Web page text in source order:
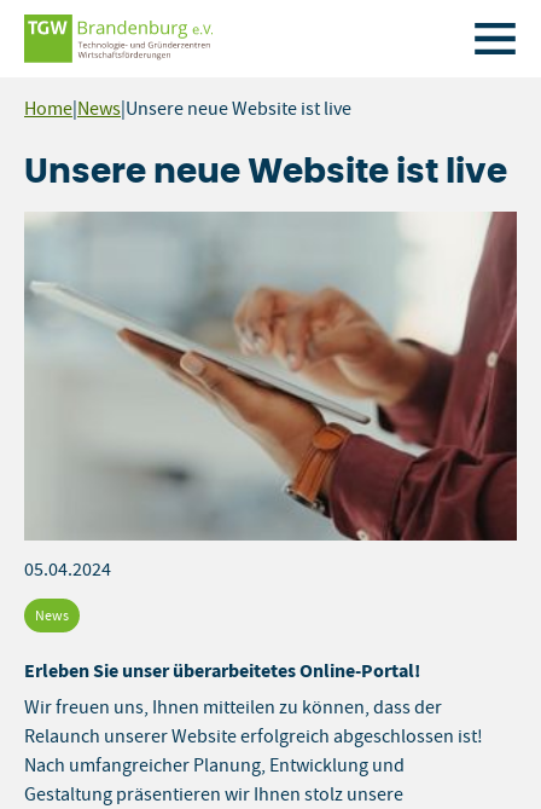
InhaltHome News Unsere neue Website ist live
Unsere neue Website ist live
05.04.2024
News
Erleben Sie unser überarbeitetes Online-Portal!
Wir freuen uns, Ihnen mitteilen zu können, dass der
Relaunch unserer Website erfolgreich abgeschlossen ist!
Nach umfangreicher Planung, Entwicklung und
Gestaltung präsentieren wir Ihnen stolz unsere